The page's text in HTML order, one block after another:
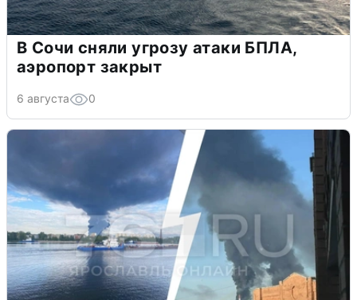
В Сочи сняли угрозу атаки БПЛА,
аэропорт закрыт
6 августа 0